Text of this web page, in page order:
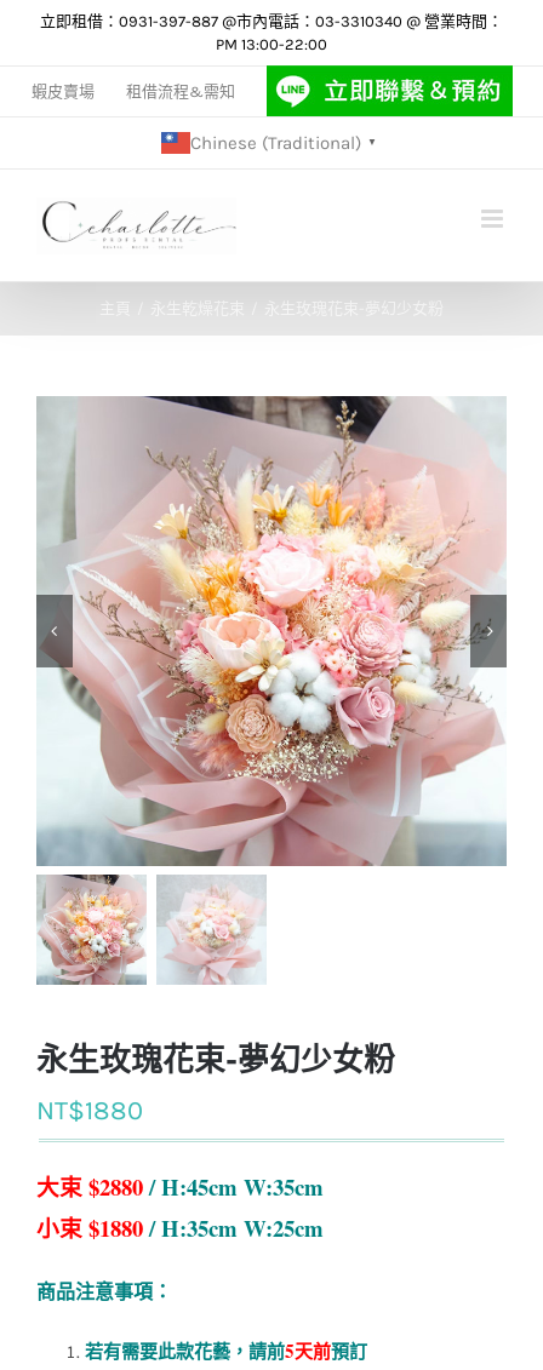
content
立即租借：0931-397-887 @市內電話：03-3310340 @ 營業時間：
PM 13:00-22:00
蝦皮賣場 租借流程&需知
Chinese (Traditional) ▼
永生乾燥花束 永生玫瑰花束-夢幻少女粉
永生玫瑰花束-夢幻少女粉
NT$1880
大束 $2880/ H:45cm W:35cm
小束$1880/ H:35cm W:25cm
商品注意事項：
若有需要此款花藝，請前5天前預訂